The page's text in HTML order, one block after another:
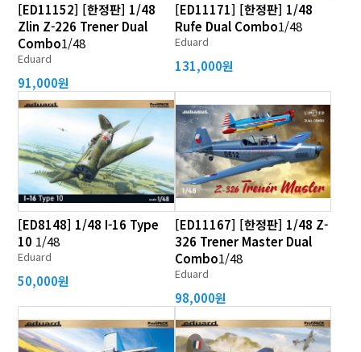
[ED11152] [한정판] 1/48
Zlin Z-226 Trener Dual
Combo1/48
Eduard
91,000원
[ED11171] [한정판] 1/48
Rufe Dual Combo1/48
Eduard
131,000원
[ED8148] 1/48 I-16 Type
10 1/48
Eduard
50,000원
[ED11167] [한정판] 1/48 Z-
326 Trener Master Dual
Combo1/48
Eduard
98,000원